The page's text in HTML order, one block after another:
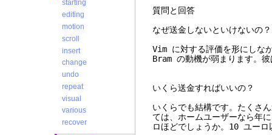
starting
editing
motion
scroll
insert
change
undo
repeat
visual
various
recover
質問
なぜ送金しないといけないの？
Vim に対する評価を形にしな
Bram の動機が弱まります。
いくら送金すればいいの？
いくらでも結構です。たくさ
ては、ホームユーザーなら年
ロほどでしょうか。10 ユー